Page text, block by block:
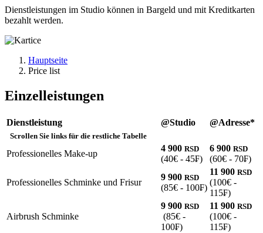
Dienstleistungen im Studio können in Bargeld und mit Kreditkarten
bezahlt werden.
Hauptseite
Price list
Einzelleistungen
Dienstleistung @Studio @Adresse*
Scrollen Sie links für die restliche Tabelle
Professionelles Make-up
4 900 RSD
(40€ - 45₣)
6 900 RSD
(60€ - 70₣)
Professionelles Schminke und Frisur
9 900 RSD
(85€ - 100₣)
11 900 RSD
(100€ -
115₣)
Airbrush Schminke
9 900 RSD
(85€ -
100₣)
11 900 RSD
(100€ -
115₣)